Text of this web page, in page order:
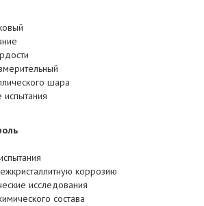
шара
испытания
коррозию
исследования
состава